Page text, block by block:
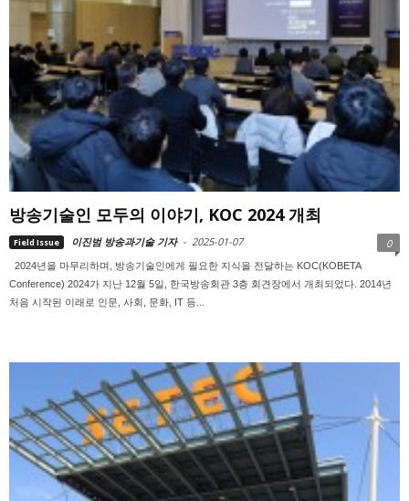
방송기술인 모두의 이야기, KOC 2024 개최
Field Issue 이진범 방송과기술 기자 - 2025-01-07 0
2024년을 마무리하며, 방송기술인에게 필요한 지식을 전달하는 KOC(KOBETA
Conference) 2024가 지난 12월 5일, 한국방송회관 3층 회견장에서 개최되었다. 2014년
처음 시작된 이래로 인문, 사회, 문화, IT 등...